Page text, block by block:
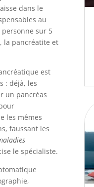
dans le
au
sur 5
la pancréatite et
est
: déjà, les
un pancréas
les mêmes
faussant les
le spécialiste.